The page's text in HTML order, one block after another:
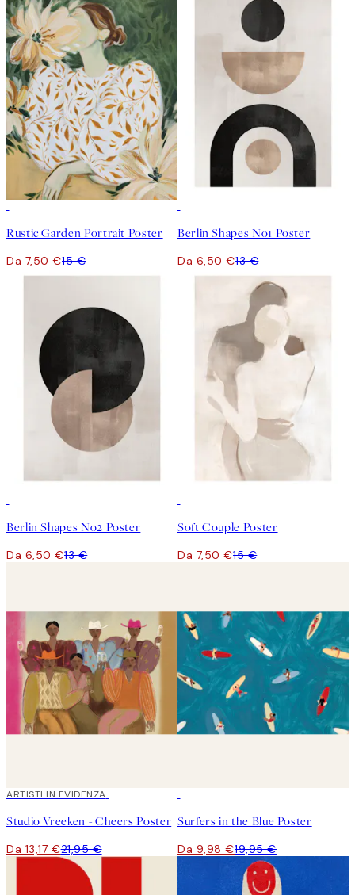
Rustic Garden Portrait Poster
Da 7,50 €15 €
Berlin Shapes No1 Poster
Da 6,50 €13 €
Berlin Shapes No2 Poster
Da 6,50 €13 €
Soft Couple Poster
Da 7,50 €15 €
40%*
ARTISTI IN EVIDENZA
Studio Vreeken - Cheers Poster
Da 13,17 €21,95 €
Surfers in the Blue Poster
Da 9,98 €19,95 €